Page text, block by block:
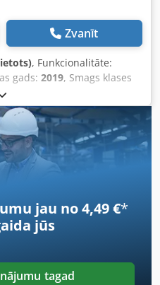
Zvanīt
, Funkcionalitāte:
gads: 2019, Smags klases
baļķu koriģēšanai
baļķu satvērējus Dksdpfx
jau no 4,49 €*
jūs
tagad